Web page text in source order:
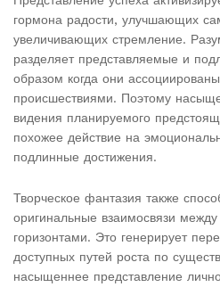
гормона радости, улучшающих
увеличивающих стремление.
разделяет представляемые и
образом когда они
происшествиями. Поэтому
видения планируемого
похожее действие на
подлинные достижения.
Творческое фантазия также
оригинальные взаимосвязи
горизонтами. Это генерирует
доступных путей роста по
насыщеннее представление